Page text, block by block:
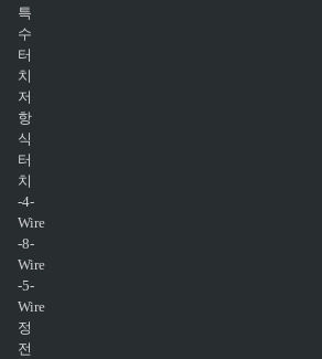
특
수
터
치
저
항
식
터
치
-4-
Wire
-8-
Wire
-5-
Wire
정
전